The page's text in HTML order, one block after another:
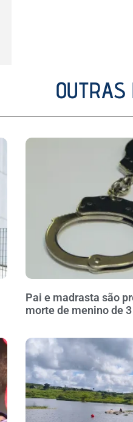
OUTRAS
Pai e madrasta são
morte de menino de